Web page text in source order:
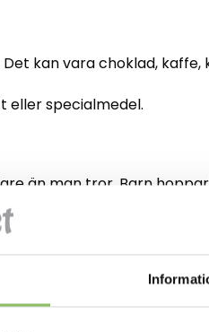
kan vara choklad,
eller specialmedel.
än man tror. Barn
runt.
håller sig snygg.
säckar ihop snabbt när